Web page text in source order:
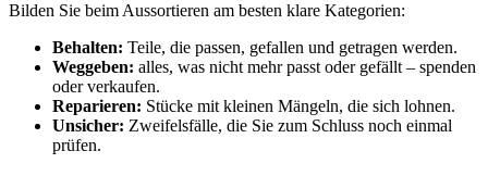
Bilden Sie beim Aussortieren am besten klare Kategorien:
Behalten: Teile, die passen, gefallen und getragen werden.
Weggeben: alles, was nicht mehr passt oder gefällt – spenden
oder verkaufen.
Reparieren: Stücke mit kleinen Mängeln, die sich lohnen.
Unsicher: Zweifelsfälle, die Sie zum Schluss noch einmal
prüfen.